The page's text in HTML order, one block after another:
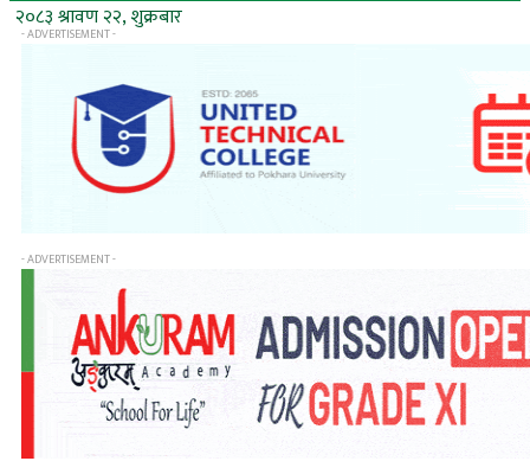
२०८३ श्रावण २२, शुक्रबार
- ADVERTISEMENT -
- ADVERTISEMENT -